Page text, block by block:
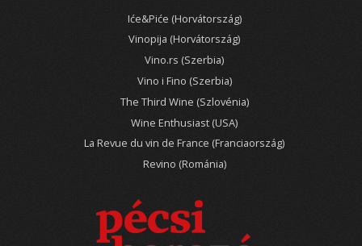
Iće&Piće (Horvátország)
Vinopija (Horvátország)
Vino.rs (Szerbia)
Vino i Fino (Szerbia)
The Third Wine (Szlovénia)
Wine Enthusiast (USA)
La Revue du vin de France (Franciaország)
Revino (Románia)